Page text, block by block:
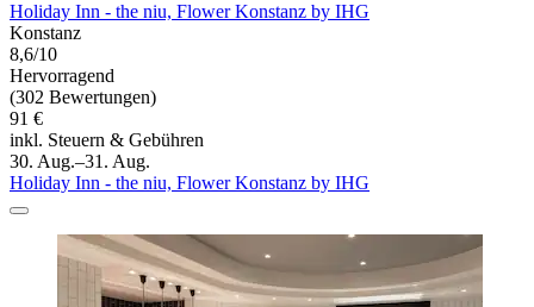
Holiday Inn - the niu, Flower Konstanz by IHG
Konstanz
8,6/10
Hervorragend
(302 Bewertungen)
91 €
inkl. Steuern & Gebühren
30. Aug.–31. Aug.
Holiday Inn - the niu, Flower Konstanz by IHG